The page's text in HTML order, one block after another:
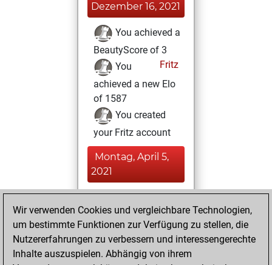
Dezember 16, 2021
You achieved a
BeautyScore of 3
Fritz
You
achieved a new Elo
of 1587
You created
your Fritz account
Montag, April 5,
2021
You played 16
bullet games
Play
You scored +2
=0 -14 in bullet
Wir verwenden Cookies und vergleichbare Technologien,
um bestimmte Funktionen zur Verfügung zu stellen, die
Nutzererfahrungen zu verbessern und interessengerechte
Inhalte auszuspielen. Abhängig von ihrem